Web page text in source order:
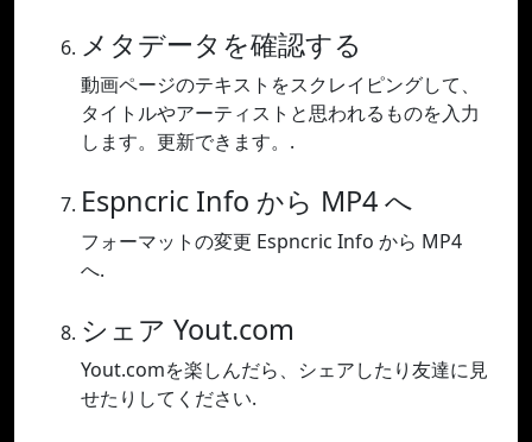
メタデータを確認する
動画ページのテキストをスクレイピングして、
タイトルやアーティストと思われるものを入力
します。更新できます。.
Espncric Info から MP4 へ
フォーマットの変更 Espncric Info から MP4
へ.
シェア Yout.com
Yout.comを楽しんだら、シェアしたり友達に見
せたりしてください.